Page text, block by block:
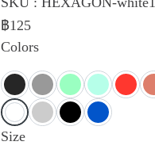
฿125
Colors
Size